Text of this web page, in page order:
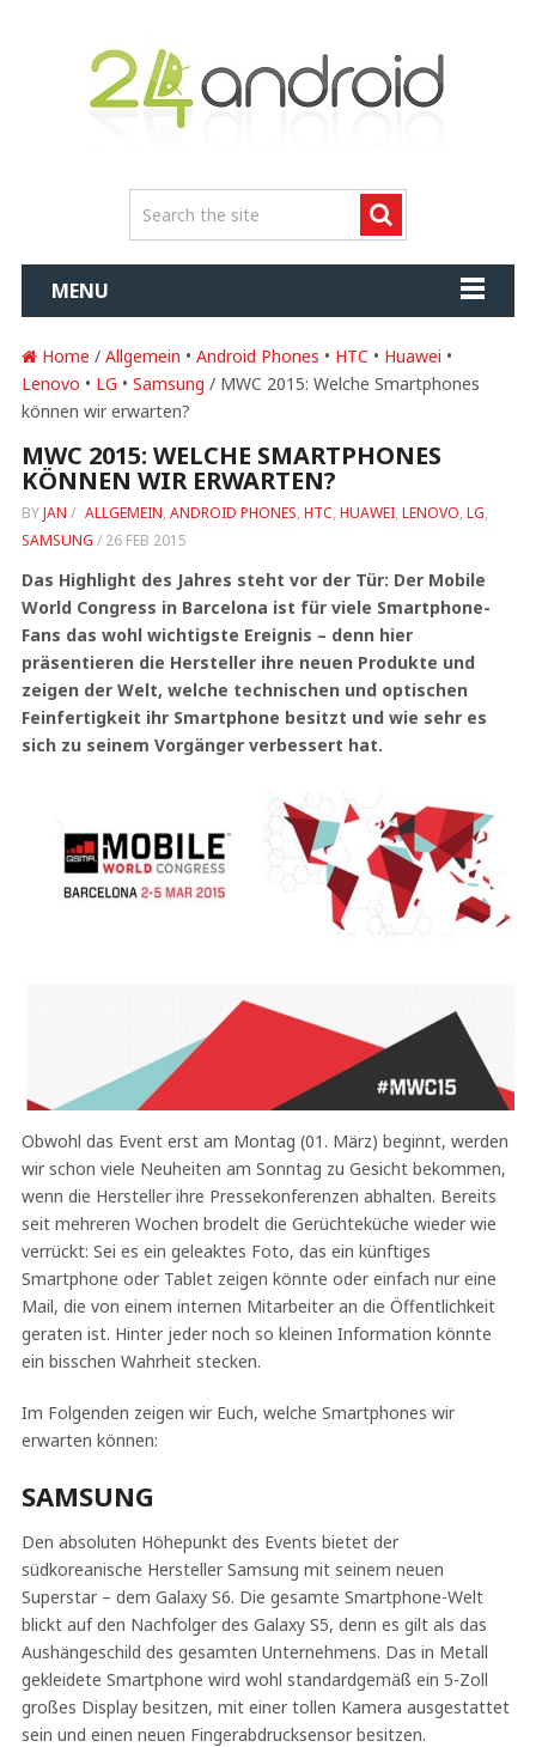
MENU
Home / Allgemein • Android Phones • HTC • Huawei •
Lenovo • LG • Samsung / MWC 2015: Welche Smartphones
können wir erwarten?
MWC 2015: WELCHE SMARTPHONES
KÖNNEN WIR ERWARTEN?
BYJAN / ALLGEMEIN, ANDROID PHONES, HTC, HUAWEI, LENOVO, LG,
SAMSUNG / 26 FEB 2015
Das Highlight des Jahres steht vor der Tür: Der Mobile
World Congress in Barcelona ist für viele Smartphone-
Fans das wohl wichtigste Ereignis – denn hier
präsentieren die Hersteller ihre neuen Produkte und
zeigen der Welt, welche technischen und optischen
Feinfertigkeit ihr Smartphone besitzt und wie sehr es
sich zu seinem Vorgänger verbessert hat.
Obwohl das Event erst am Montag (01. März) beginnt, werden
wir schon viele Neuheiten am Sonntag zu Gesicht bekommen,
wenn die Hersteller ihre Pressekonferenzen abhalten. Bereits
seit mehreren Wochen brodelt die Gerüchteküche wieder wie
verrückt: Sei es ein geleaktes Foto, das ein künftiges
Smartphone oder Tablet zeigen könnte oder einfach nur eine
Mail, die von einem internen Mitarbeiter an die Öffentlichkeit
geraten ist. Hinter jeder noch so kleinen Information könnte
ein bisschen Wahrheit stecken.
Im Folgenden zeigen wir Euch, welche Smartphones wir
erwarten können:
SAMSUNG
Den absoluten Höhepunkt des Events bietet der
südkoreanische Hersteller Samsung mit seinem neuen
Superstar – dem Galaxy S6. Die gesamte Smartphone-Welt
blickt auf den Nachfolger des Galaxy S5, denn es gilt als das
Aushängeschild des gesamten Unternehmens. Das in Metall
gekleidete Smartphone wird wohl standardgemäß ein 5-Zoll
großes Display besitzen, mit einer tollen Kamera ausgestattet
sein und einen neuen Fingerabdrucksensor besitzen.